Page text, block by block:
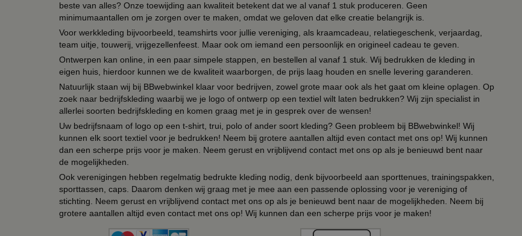
beste van alles? Onze toewijding aan kwaliteit betekent dat we al vanaf 1 stuk produceren. Geen
minimumaantallen om je zorgen over te maken, omdat we geloven dat elke creatie belangrijk is.
Voor werkkleding bijvoorbeeld, teamshirts voor jullie vereniging, als kraamcadeau, relatiegeschenk, verjaardag,
team uitje, touwerij, vrijgezellenfeest. Maar ook om iemand een persoonlijk en origineel cadeau te geven.
Ontwerpen kan online, in een paar simpele stappen, en bestellen al vanaf 1 stuk. Wij bedrukken de kleding in
eigen huis, hierdoor kunnen we de kwaliteit waarborgen, de prijs laag houden en snelle levering garanderen.
Natuurlijk staan wij bij BBwebwinkel klaar voor bedrijven, zowel grote maar ook als het gaat om kleine oplagen. Op
zoek naar bedrijfskleding waarbij we je logo of ontwerp op een textiel wilt laten bedrukken? Wij zijn specialist in
allerlei soorten bedrijfskleding en komen graag met je in gesprek over de wensen!
Uw bedrijfsnaam of logo op een t-shirt, trui, polo of ander soort kleding? Geen probleem bij BBwebwinkel! Wij
kunnen elk soort textiel voor je bedrukken! Neem bij grotere aantallen altijd even contact met ons op! Wij kunnen
dan een scherpe prijs voor je maken. Neem gerust en vrijblijvend contact met ons op als je benieuwd bent naar
de mogelijkheden.
Ook verenigingen hebben regelmatig bedrukte kleding nodig, denk bijvoorbeeld aan sporttenues, trainingspakken,
sporttassen, caps. Daarom denken wij graag met je mee aan een passende oplossing voor je vereniging of
stichting. Neem gerust en vrijblijvend contact met ons op als je benieuwd bent naar de mogelijkheden. Neem bij
grotere aantallen altijd even contact met ons op! Wij kunnen dan een scherpe prijs voor je maken!